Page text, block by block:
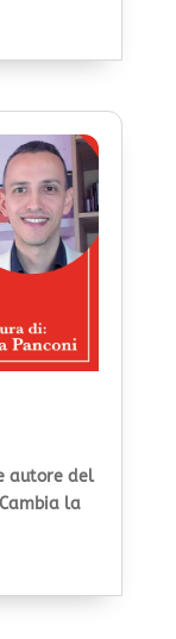
autore del
la